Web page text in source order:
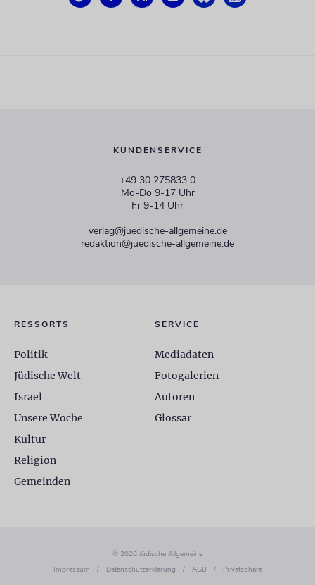
KUNDENSERVICE
+49 30 275833 0
Mo-Do 9-17 Uhr
Fr 9-14 Uhr
verlag@juedische-allgemeine.de
redaktion@juedische-allgemeine.de
RESSORTS
Politik
Jüdische Welt
Israel
Unsere Woche
Kultur
Religion
Gemeinden
SERVICE
Mediadaten
Fotogalerien
Autoren
Glossar
© 2026 Jüdische Allgemeine
Impressum
/ Datenschutzerklärung / AGB / Privatsphäre